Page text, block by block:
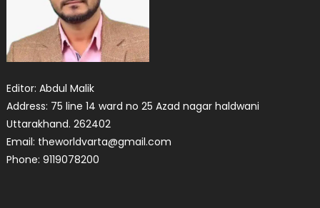
Editor: Abdul Malik
Address: 75 line 14 ward no 25 Azad nagar haldwani
Uttarakhand. 262402
Email: theworldvarta@gmail.com
Phone: 9119078200